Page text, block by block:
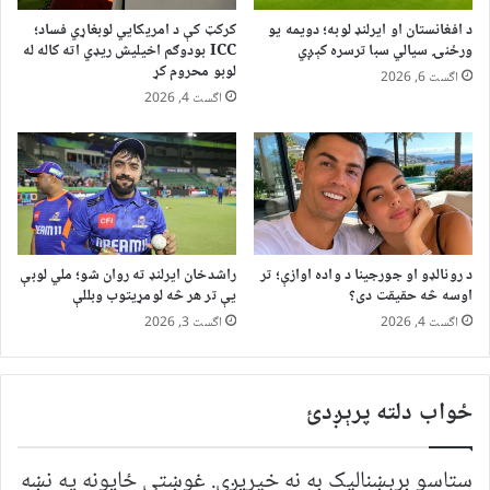
د افغانستان او ایرلنډ لوبه؛ دویمه یو
ورځنۍ سیالي سبا ترسره کېږي
اگست 6, 2026
کرکټ کې د امریکايي لوبغاړي فساد؛
ICC بودوګم اخیلیش ریډي اته کاله له
لوبو محروم کړ
اگست 4, 2026
د رونالډو او جورجینا د واده اوازې؛ تر
اوسه څه حقیقت دی؟
اگست 4, 2026
راشدخان ایرلنډ ته روان شو؛ ملي لوبې
یې تر هر څه لومړیتوب وبللې
اگست 3, 2026
ځواب دلته پرېږدئ
ستاسو برېښناليک به نه خپريږي. غوښتى ځایونه په نښه